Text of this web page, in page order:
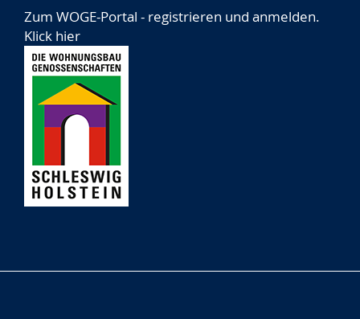
Zum WOGE-Portal - registrieren und anmelden.
Klick hier